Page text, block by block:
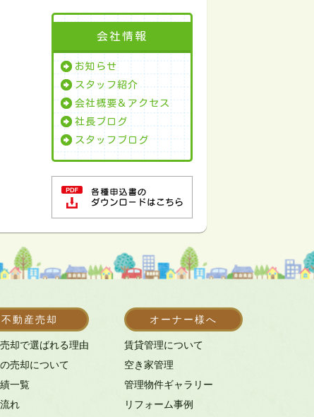
会社情報
お知らせ
スタッフ紹介
会社概要＆アクセス
社長ブログ
スタッフブログ
不動産売却
却で選ばれる理由
売却について
一覧
れ
オーナー様へ
賃貸管理について
空き家管理
管理物件ギャラリー
リフォーム事例